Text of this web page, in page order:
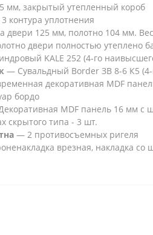
мм, закрытый утепленный короб
контура уплотнения
125 мм, полотно 104 мм. Вес
двери полностью утеплено
KALE 252 (4-го
— Сувальдный Border ЗВ 8-6 К5 (4-
декоративная MDF
бордо
MDF панель 16 мм с
скрытого типа - 3 шт.
— 2 противосъемных ригеля
врезная, накладка со